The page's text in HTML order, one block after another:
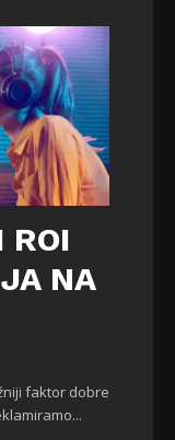
ROI
NA
faktor dobre